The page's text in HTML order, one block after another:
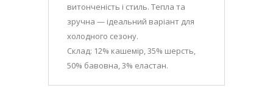
витонченість і стиль. Тепла та
зручна — ідеальний варіант для
холодного сезону.
Склад: 12% кашемір, 35% шерсть,
50% бавовна, 3% еластан.